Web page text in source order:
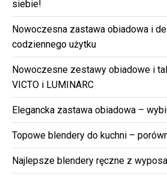
siebie!
Nowoczesna zastawa obiadowa i
codziennego użytku
Nowoczesne zestawy obiadowe i
VICTO i LUMINARC
Elegancka zastawa obiadowa –
Topowe blendery do kuchni –
Najlepsze blendery ręczne z